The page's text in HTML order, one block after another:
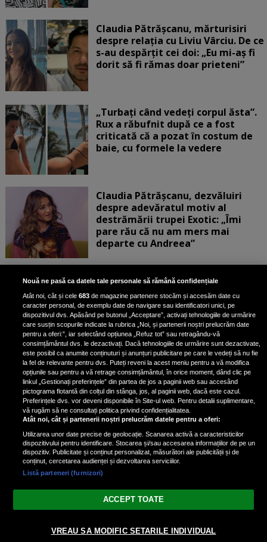
Claudia Pătrășcanu, mărturisiri
despre relația cu Liviu Vârciu. De ce
s-au despărțit cei doi: „Eu mi-aș fi
dorit să fi rămas doar prieteni”
„Turbați când vedeți corpul ăsta”.
Rux a răbufnit după ce a fost
criticată că a pozat în costum de
baie, cu formele la vedere
Claudia Pătrășcanu, dezvăluiri
despre adevăratul motiv al
destrămării trupei Exotic: „Îmi
pare rău că nu am mers mai
departe cu Andreea”
Scene incredibile! Ilinca Vandici a
pus mâna pe aparatul de
fotografiat al unui paparazzo și i l-
a aruncat la gunoi: „S-a dus la
poliție. Nu mai aveam aer”
Oana Moșneagu, mărturisiri
despre începutul relației cu Vlad
Gherman: „Eu am fost îngrozită de
aceasta posibilă relație”
Nouă ne pasă ca datele tale personale să rămână confidențiale
Atât noi, cât și cele683 de magazine partenere stocăm și accesăm date cu
caracter personal, de exemplu date de navigare sau identificatori unici, pe
dispozitivul dvs. Apăsând pe butonul „Acceptare”, activați tehnologiile de urmărire
care susțin scopurile indicate la rubrica „Noi, și partenerii noștri prelucrăm date
pentru a oferi:”, iar selectând opțiunea „Refuz tot” sau retragându-vă
consimțământul dvs. le dezactivați. Dacă tehnologiile de urmărire sunt dezactivate,
este posibil ca anumite conținuturi și anunțuri publicitare pe care le vedeți să nu fie
la fel de relevante pentru dvs. Puteți reveni la acest meniu pentru a vă modifica
opțiunile sau pentru a vă retrage consimțământul, în orice moment, dând clic pe
linkul „Gestionați preferințele” din partea de jos a paginii web sau accesând
pictograma flotantă din colțul din stânga, jos, al paginii web, dacă este cazul.
Preferințele dvs. vor deveni disponibile în Site-ul web. Pentru detalii suplimentare,
vă rugăm să ne consultați politica privind confidențialitatea.
Atât noi, cât și partenerii noștri prelucrăm datele pentru a oferi:
Utilizarea unor date precise de geolocație. Scanarea activă a caracteristicilor
dispozitivului pentru identificare. Stocarea și/sau accesarea informațiilor de pe un
dispozitiv. Publicitate și conținut personalizat, măsurători ale publicității și de
conținut, cercetarea audienței și dezvoltarea serviciilor.
Listă parteneri (furnizori)
ACCEPT TOATE
VREAU SA MODIFIC SETARILE INDIVIDUAL